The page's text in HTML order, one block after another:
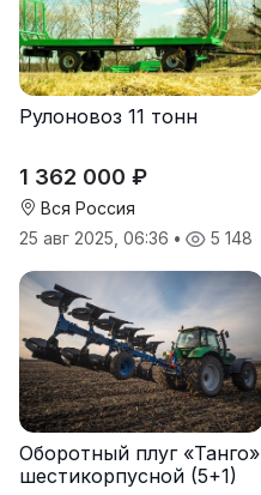
Рулоновоз 11 тонн
1 362 000 ₽
Вся Россия
25 авг 2025, 06:36 • 5 148
Оборотный плуг «Танго»
шестикорпусной (5+1)